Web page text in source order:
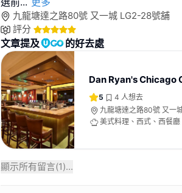
九龍塘達之路80號 又一城 LG2-28號舖
評分
文章提及 的好去處
Dan Ryan's Chicago
5 4 人想去
九龍塘達之路80號 又一
美式料理、西式、西餐廳
顯示所有留言(1)...